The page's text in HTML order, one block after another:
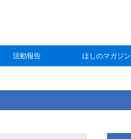
活動報告 ほしのマガジン